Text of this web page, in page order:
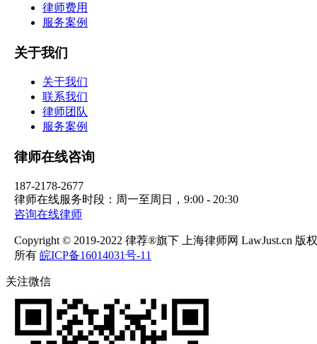
律师费用
服务案例
关于我们
关于我们
联系我们
律师团队
服务案例
律师在线咨询
187-2178-2677
律师在线服务时段：周一至周日，9:00 - 20:30
咨询在线律师
Copyright © 2019-2022 律荐®旗下 上海律师网 LawJust.cn 版权
所有 皖ICP备16014031号-11
关注微信